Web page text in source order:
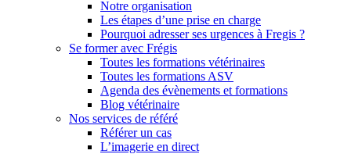
Notre organisation
Les étapes d’une prise en charge
Pourquoi adresser ses urgences à Fregis ?
Se former avec Frégis
Toutes les formations vétérinaires
Toutes les formations ASV
Agenda des évènements et formations
Blog vétérinaire
Nos services de référé
Référer un cas
L’imagerie en direct